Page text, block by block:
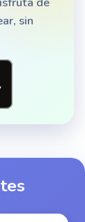
sin